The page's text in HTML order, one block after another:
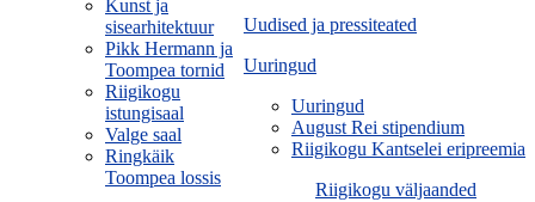
Uudised ja pressiteated
Uuringud
Uuringud
August Rei stipendium
Riigikogu Kantselei eripreemia
Riigikogu väljaanded
Kunst ja
sisearhitektuur
Pikk Hermann ja
Toompea tornid
Riigikogu
istungisaal
Valge saal
Ringkäik
Toompea lossis